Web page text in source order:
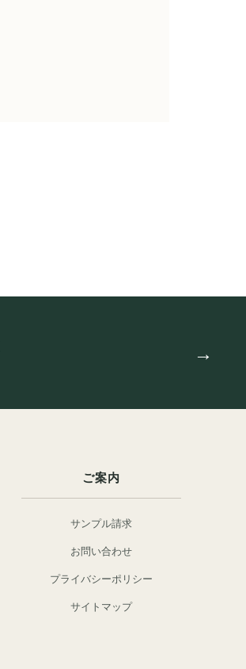
ご案内
サンプル請求
お問い合わせ
プライバシーポリシー
サイトマップ